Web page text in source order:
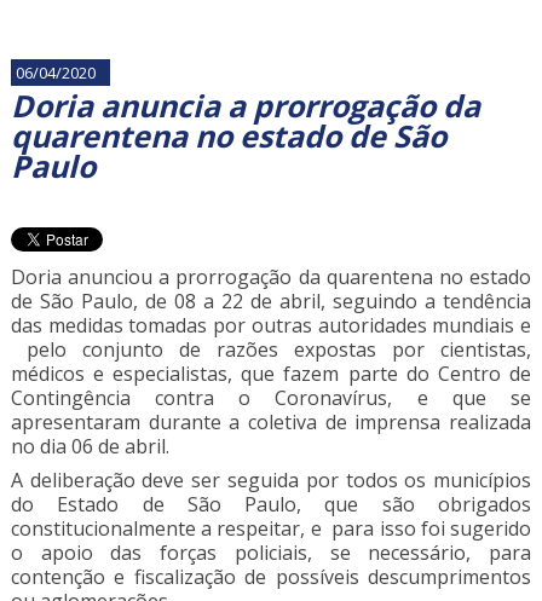
06/04/2020
Doria anuncia a prorrogação da
quarentena no estado de São
Paulo
Doria anunciou a prorrogação da quarentena no estado
de São Paulo, de 08 a 22 de abril, seguindo a tendência
das medidas tomadas por outras autoridades mundiais e
pelo conjunto de razões expostas por cientistas,
médicos e especialistas, que fazem parte do Centro de
Contingência contra o Coronavírus, e que se
apresentaram durante a coletiva de imprensa realizada
no dia 06 de abril.
A deliberação deve ser seguida por todos os municípios
do Estado de São Paulo, que são obrigados
constitucionalmente a respeitar, e para isso foi sugerido
o apoio das forças policiais, se necessário, para
contenção e fiscalização de possíveis descumprimentos